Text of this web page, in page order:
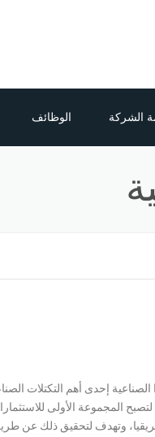
الشركة الوظائف
إحدى أهم التكتلات
المجموعة الأولى
وتهدف لتحقيق ذلك عن